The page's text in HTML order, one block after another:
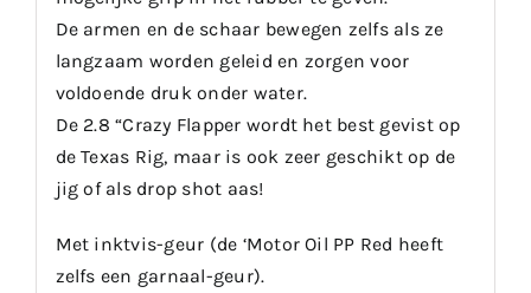
De armen en de schaar bewegen zelfs als ze
langzaam worden geleid en zorgen voor
voldoende druk onder water.
De 2.8 “Crazy Flapper wordt het best gevist op
de Texas Rig, maar is ook zeer geschikt op de
jig of als drop shot aas!
Met inktvis-geur (de ‘Motor Oil PP Red heeft
zelfs een garnaal-geur).